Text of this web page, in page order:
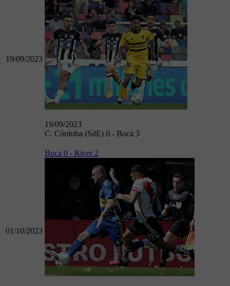
19/09/2023
19/09/2023
C. Córdoba (SdE) 0 - Boca 3
01/10/2023
Boca 0 - River 2